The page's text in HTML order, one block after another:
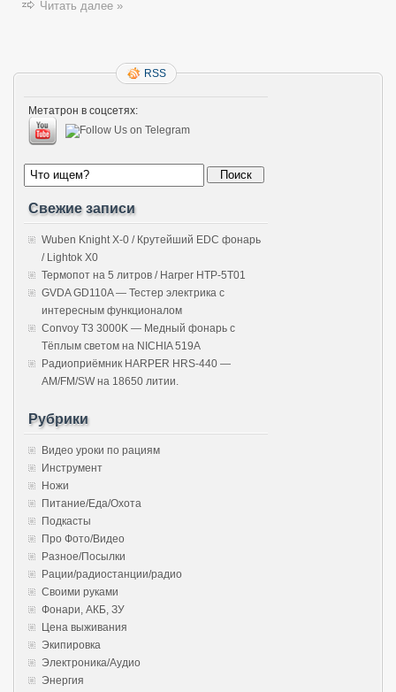
Читать далее »
RSS
Метатрон в соцсетях:
Свежие записи
Wuben Knight X-0 / Крутейший EDC фонарь
/ Lightok X0
Термопот на 5 литров / Harper HTP-5T01
GVDA GD110A — Тестер электрика с
интересным функционалом
Convoy T3 3000K — Медный фонарь с
Тёплым светом на NICHIA 519A
Радиоприёмник HARPER HRS-440 —
AM/FM/SW на 18650 литии.
Рубрики
Видео уроки по рациям
Инструмент
Ножи
Питание/Еда/Охота
Подкасты
Про Фото/Видео
Разное/Посылки
Рации/радиостанции/радио
Своими руками
Фонари, АКБ, ЗУ
Цена выживания
Экипировка
Электроника/Аудио
Энергия